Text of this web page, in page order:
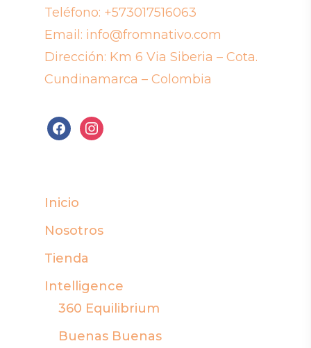
Teléfono: +573017516063
Email: info@fromnativo.com
Dirección: Km 6 Via Siberia – Cota.
Cundinamarca – Colombia
facebookinstagram
Inicio
Nosotros
Tienda
Intelligence
360 Equilibrium
Buenas Buenas